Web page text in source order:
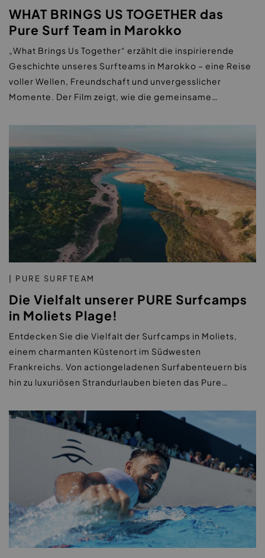
WHAT BRINGS US TOGETHER das
Pure Surf Team in Marokko
„What Brings Us Together“ erzählt die inspirierende
Geschichte unseres Surfteams in Marokko – eine Reise
voller Wellen, Freundschaft und unvergesslicher
Momente. Der Film zeigt, wie die gemeinsame…
| PURE SURFTEAM
Die Vielfalt unserer PURE Surfcamps
in Moliets Plage!
Entdecken Sie die Vielfalt der Surfcamps in Moliets,
einem charmanten Küstenort im Südwesten
Frankreichs. Von actiongeladenen Surfabenteuern bis
hin zu luxuriösen Strandurlauben bieten das Pure…